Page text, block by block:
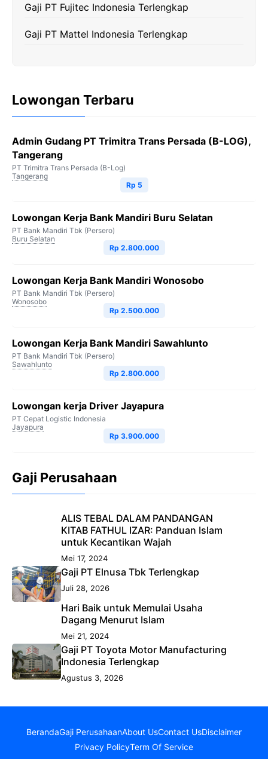
Gaji PT Fujitec Indonesia Terlengkap
Gaji PT Mattel Indonesia Terlengkap
Lowongan Terbaru
Admin Gudang PT Trimitra Trans Persada (B-LOG),
Tangerang
PT Trimitra Trans Persada (B-Log)
Tangerang
Rp 5
Lowongan Kerja Bank Mandiri Buru Selatan
PT Bank Mandiri Tbk (Persero)
Buru Selatan
Rp 2.800.000
Lowongan Kerja Bank Mandiri Wonosobo
PT Bank Mandiri Tbk (Persero)
Wonosobo
Rp 2.500.000
Lowongan Kerja Bank Mandiri Sawahlunto
PT Bank Mandiri Tbk (Persero)
Sawahlunto
Rp 2.800.000
Lowongan kerja Driver Jayapura
PT Cepat Logistic Indonesia
Jayapura
Rp 3.900.000
Gaji Perusahaan
ALIS TEBAL DALAM PANDANGAN
KITAB FATHUL IZAR: Panduan Islam
untuk Kecantikan Wajah
Mei 17, 2024
Gaji PT Elnusa Tbk Terlengkap
Juli 28, 2026
Hari Baik untuk Memulai Usaha
Dagang Menurut Islam
Mei 21, 2024
Gaji PT Toyota Motor Manufacturing
Indonesia Terlengkap
Agustus 3, 2026
BerandaGaji PerusahaanAbout UsContact UsDisclaimer
Privacy PolicyTerm Of Service